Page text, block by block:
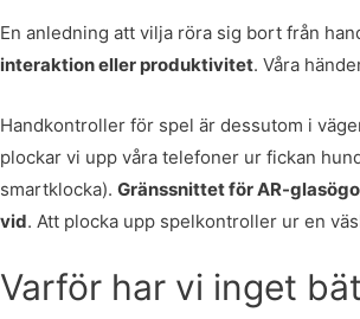
En anledning att vilja röra sig bort från
interaktion eller produktivitet. Våra
Handkontroller för spel är dessutom i
plockar vi upp våra telefoner ur fickan
smartklocka). Gränssnittet för AR-
vid. Att plocka upp spelkontroller ur en
Varför har vi inget